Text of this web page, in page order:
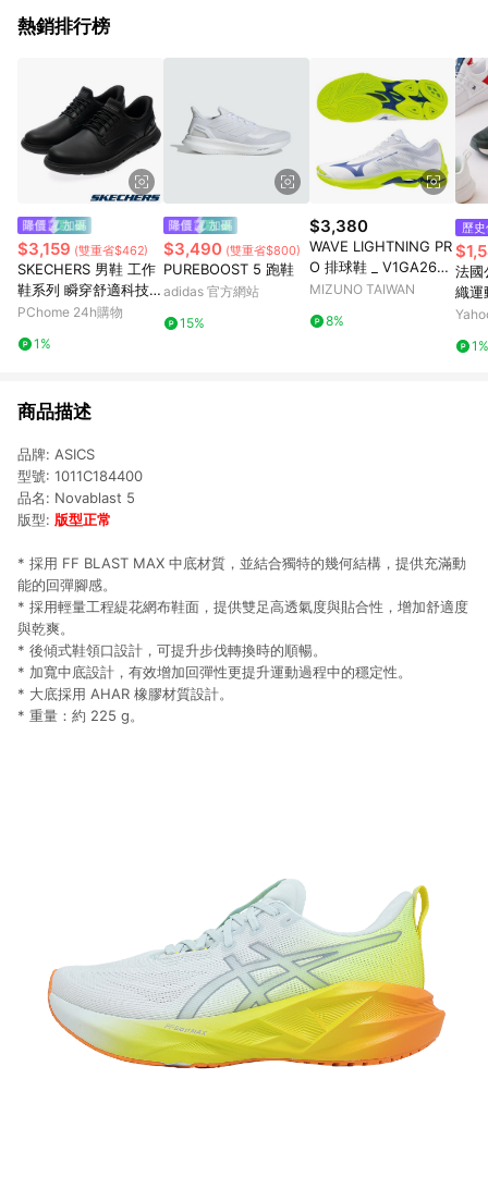
熱銷排行榜
$3,159 (雙重省$462)
SKECHERS 男鞋 工作
鞋系列 瞬穿舒適科技
GARZA SR - 200310B
PChome 24h購物
1%
$3,490 (雙重省$800)
PUREBOOST 5 跑鞋
adidas 官方網站
15%
$3,380
WAVE LIGHTNING PR
O 排球鞋 _ V1GA2660
39
MIZUNO TAIWAN
8%
歷
法國
織運
1%
商品描述
品牌: ASICS
型號: 1011C184400
品名: Novablast 5
版型: 版型正常
* 採用 FF BLAST MAX 中底材質，並結合獨特的幾何結構，提供充滿動
能的回彈腳感。
* 採用輕量工程緹花網布鞋面，提供雙足高透氣度與貼合性，增加舒適度
與乾爽。
* 後傾式鞋領口設計，可提升步伐轉換時的順暢。
* 加寬中底設計，有效增加回彈性更提升運動過程中的穩定性。
* 大底採用 AHAR 橡膠材質設計。
* 重量：約 225 g。